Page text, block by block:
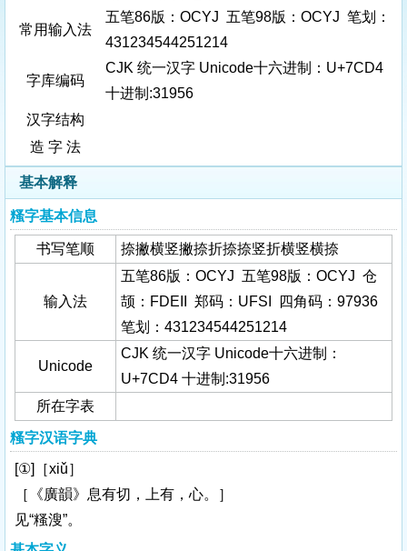
常用输入法
五笔86版：OCYJ 五笔98版：OCYJ 笔划：
431234544251214
字库编码
CJK 统一汉字 Unicode十六进制：U+7CD4
十进制:31956
汉字结构
造 字 法
基本解释
糔字基本信息
书写笔顺 捺撇横竖撇捺折捺捺竖折横竖横捺
输入法
五笔86版：OCYJ 五笔98版：OCYJ 仓
颉：FDEII 郑码：UFSI 四角码：97936
笔划：431234544251214
Unicode
CJK 统一汉字 Unicode十六进制：
U+7CD4 十进制:31956
所在字表
糔字汉语字典
[①]［xiǔ］
［《廣韻》息有切，上有，心。］
见“糔溲”。